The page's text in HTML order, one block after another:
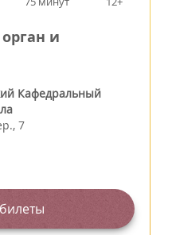
и
Кафедральный
7